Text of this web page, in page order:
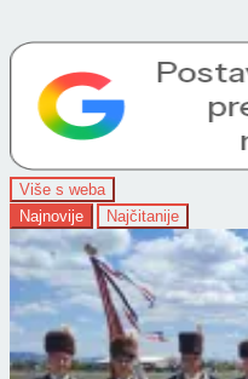
Više s weba
Najnovije
Najčitanije